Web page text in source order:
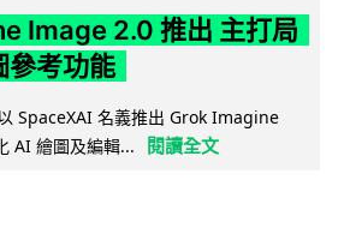
Image 2.0 推出 主打局
參考功能
SpaceXAI 名義推出 Grok Imagine
AI 繪圖及編輯...
閱讀全文